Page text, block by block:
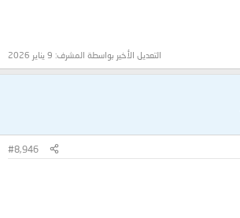
التعديل الأخير بواسطة المشرف: 9 يناير 2026
#8,946